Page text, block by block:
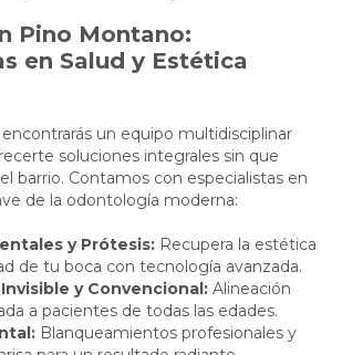
Pino Montano:
en Salud y Estética
un equipo multidisciplinar
soluciones integrales sin que
barrio. Contamos con especialistas en
de la odontología moderna:
y Prótesis: Recupera la estética
de tu boca con tecnología avanzada.
y Convencional: Alineación
a pacientes de todas las edades.
Blanqueamientos profesionales y